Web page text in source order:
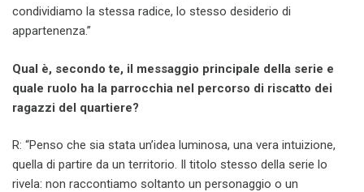
condividiamo la stessa radice, lo stesso desiderio di
appartenenza.”
Qual è, secondo te, il messaggio principale della serie e
quale ruolo ha la parrocchia nel percorso di riscatto dei
ragazzi del quartiere?
R: “Penso che sia stata un’idea luminosa, una vera intuizione,
quella di partire da un territorio. Il titolo stesso della serie lo
rivela: non raccontiamo soltanto un personaggio o un